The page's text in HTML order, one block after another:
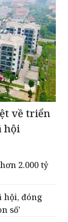
về triển
hội
2.000 tỷ
hội, đóng
số'